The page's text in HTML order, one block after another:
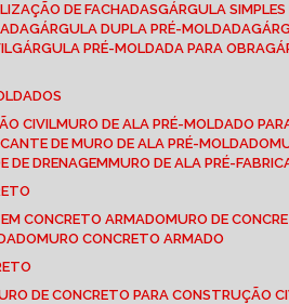
DE FACHADAS
GÁRGULA
GÁRGULA DUPLA PRÉ-MOLDADA
GÁRGULA PRÉ-MOLDADA PARA OBRA
CIVIL
MURO DE ALA PRÉ-MOLDADO
DE MURO DE ALA PRÉ-MOLDADO
DE DRENAGEM MURO DE ALA PRÉ-
EM CONCRETO ARMADO
MURO DE
MURO CONCRETO ARMADO
DE CONCRETO PARA CONSTRUÇÃO